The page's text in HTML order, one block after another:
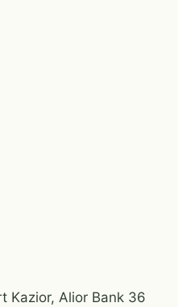
Kazior, Alior Bank 36